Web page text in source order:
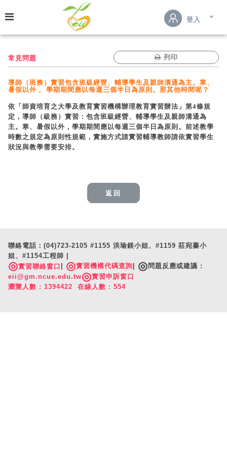
登入
常見問題 列印
導師（班務）實習包含班級經營、輔導學生及親師溝通為主。寒、
暑假以外， 學期期間應以每週三個半日為原則。那其他時間呢？
依「師資培育之大學及教育實習機構辦理教育實習辦法」第4條規
定，導師（級務）實習：包含班級經營、輔導學生及親師溝通為
主。寒、暑假以外，學期期間應以每週三個半日為原則。前述教學
時數之規定為原則性規範，實施方式請實習輔導教師請依實習學生
狀況與教學需要安排。
返回
聯絡電話：(04)723-2105 #1155 洪瑜鎂小姐、#1159 莊宛蓁小
姐、#1154工程師 |
◎實習聯絡窗口 ◎實習機構代碼查詢 ◎ 問題反應或建議 :
eii@gm.ncue.edu.tw◎實習申訴窗口
瀏覽人數 : 1394422 在線人數 : 554